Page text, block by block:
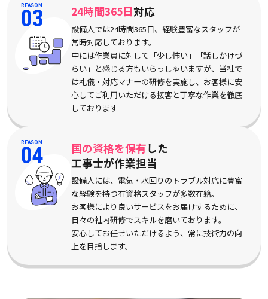
REASON
03 24時間365日対応
設備人では24時間365日、経験豊富なスタッフが
常時対応しております。
中には作業員に対して「少し怖い」「話しかけづ
らい」と感じる方もいらっしゃいますが、当社で
は礼儀・対応マナーの研修を実施し、お客様に安
心してご利用いただける接客と丁寧な作業を徹底
しております
REASON
04 国の資格を保有した
工事士が作業担当
設備人には、電気・水回りのトラブル対応に豊富
な経験を持つ有資格スタッフが多数在籍。
お客様により良いサービスをお届けするために、
日々の社内研修でスキルを磨いております。
安心してお任せいただけるよう、常に技術力の向
上を目指します。